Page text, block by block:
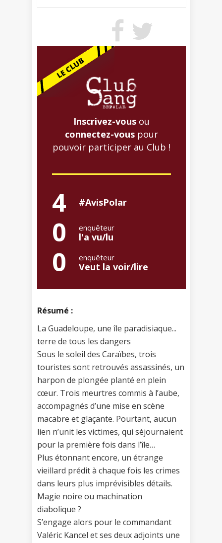
Inscrivez-vous ou
connectez-vous pour
pouvoir participer au Club !
4 #AvisPolar
0 enquêteur
l'a vu/lu
0 enquêteur
Veut la voir/lire
Résumé :
La Guadeloupe, une île paradisiaque...
terre de tous les dangers
Sous le soleil des Caraïbes, trois
touristes sont retrouvés assassinés, un
harpon de plongée planté en plein
cœur. Trois meurtres commis à l’aube,
accompagnés d’une mise en scène
macabre et glaçante. Pourtant, aucun
lien n’unit les victimes, qui séjournaient
pour la première fois dans l’île…
Plus étonnant encore, un étrange
vieillard prédit à chaque fois les crimes
dans leurs plus imprévisibles détails.
Magie noire ou machination
diabolique ?
S’engage alors pour le commandant
Valéric Kancel et ses deux adjoints une